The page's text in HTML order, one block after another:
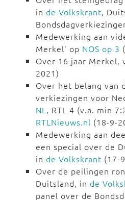
in de Volkskrant,
Medewerking aan
Merkel' op NOS op 3
Over 16 jaar Merkel,
2021)
Over het belang van
verkiezingen voor
NL, RTL 4 (v.a. min
RTLNieuws.nl (18-9-
Medewerking aan
een special over de
in de Volkskrant (17-
Over de peilingen
Duitsland, in de
panel over de